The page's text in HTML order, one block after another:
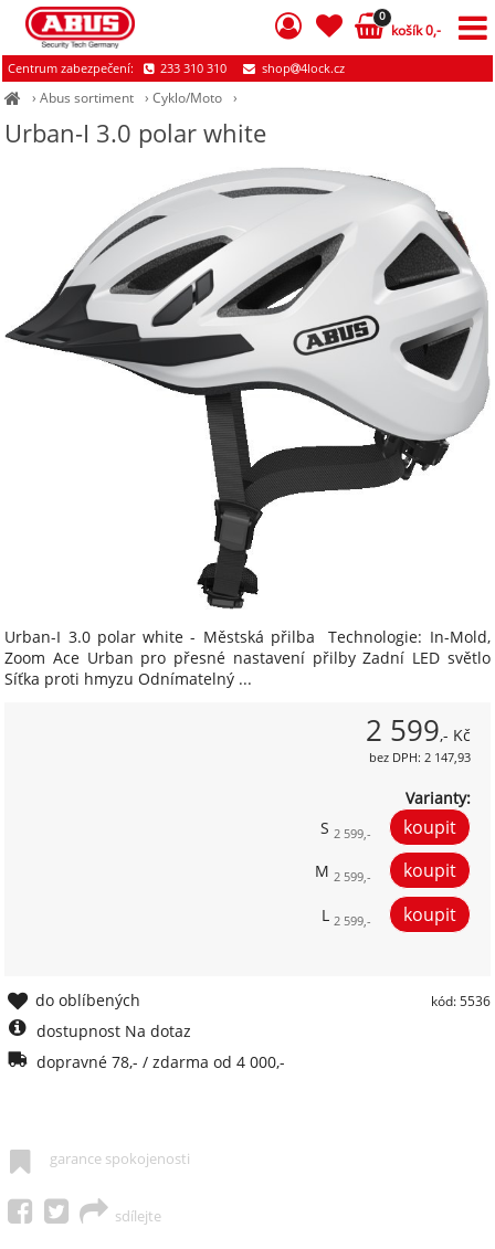
›Abus sortiment ›Cyklo/Moto ›
Urban-I 3.0 polar white
Urban-I 3.0 polar white - Městská přilba Technologie: In-Mold,
Zoom Ace Urban pro přesné nastavení přilby Zadní LED světlo
Síťka proti hmyzu Odnímatelný ...
2 599,- Kč
bez DPH: 2 147,93
Varianty:
S 2 599,-
M 2 599,-
L 2 599,-
kód: 5536
do oblíbených
dostupnost Na dotaz
dopravné 78,- / zdarma od 4 000,-
garance spokojenosti
sdílejte
0
košík 0,-
Centrum zabezpečení: 233 310 310 shop 4lock.cz